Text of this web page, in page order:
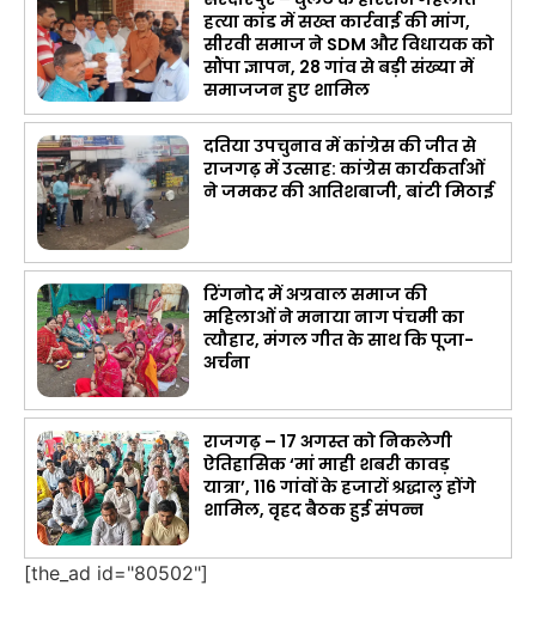
हत्या कांड में सख्त कार्रवाई की मांग,
सीरवी समाज ने SDM और विधायक को
सौंपा ज्ञापन, 28 गांव से बड़ी संख्या में
समाजजन हुए शामिल
दतिया उपचुनाव में कांग्रेस की जीत से
राजगढ़ में उत्साह: कांग्रेस कार्यकर्ताओं
ने जमकर की आतिशबाजी, बांटी मिठाई
रिंगनोद में अग्रवाल समाज की
महिलाओं ने मनाया नाग पंचमी का
त्यौहार, मंगल गीत के साथ कि पूजा-
अर्चना
राजगढ़ – 17 अगस्त को निकलेगी
ऐतिहासिक ‘मां माही शबरी कावड़
यात्रा’, 116 गांवों के हजारों श्रद्धालु होंगे
शामिल, वृहद बैठक हुई संपन्न
[the_ad id="80502"]